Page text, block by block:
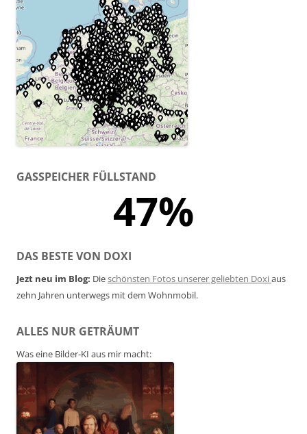
GASSPEICHER FÜLLSTAND
47%
DAS BESTE VON DOXI
Jezt neu im Blog: Dieschönsten Fotos unserer geliebten Doxiaus
zehn Jahren unterwegs mit dem Wohnmobil.
ALLES NUR GETRÄUMT
Was eine Bilder-KI aus mir macht: